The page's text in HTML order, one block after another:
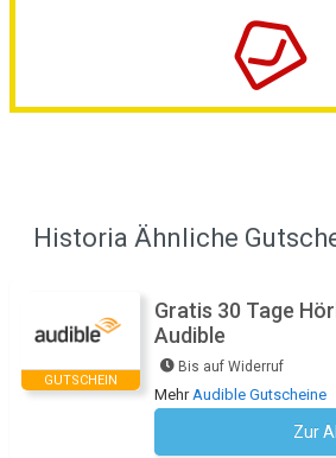
Historia Ähnliche
GUTSCHEIN
Gratis 30 Tage
Audible
Bis auf Widerruf
MehrAudible Gutscheine
Zur